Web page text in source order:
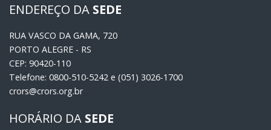
ENDEREÇO DA SEDE
RUA VASCO DA GAMA, 720
PORTO ALEGRE - RS
CEP: 90420-110
Telefone: 0800-510-5242 e (051) 3026-1700
crors@crors.org.br
HORÁRIO DA SEDE